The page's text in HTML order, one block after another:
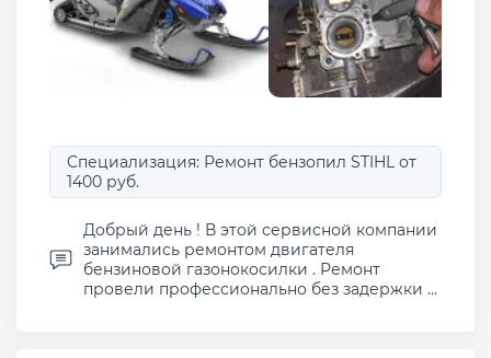
Специализация: Ремонт бензопил STIHL от
1400 руб.
Добрый день ! В этой сервисной компании
занимались ремонтом двигателя
бензиновой газонокосилки . Ремонт
провели профессионально без задержки ...